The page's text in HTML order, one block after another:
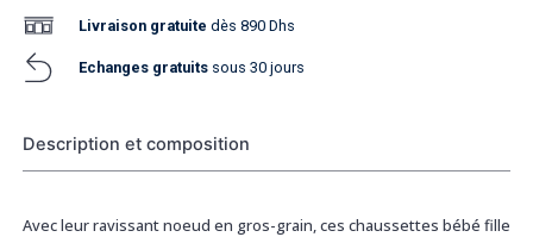
Livraison gratuite dès 890 Dhs
Echanges gratuits sous 30 jours
Description et composition
Avec leur ravissant noeud en gros-grain, ces chaussettes bébé fille